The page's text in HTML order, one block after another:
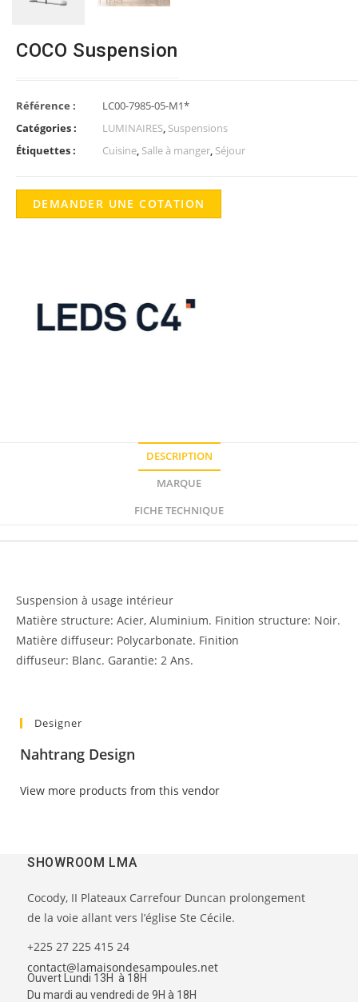
COCO Suspension
Référence :
LC00-7985-05-M1*
Catégories :
LUMINAIRES, Suspensions
Étiquettes :
Cuisine, Salle à manger, Séjour
DEMANDER UNE COTATION
DESCRIPTION
MARQUE
FICHE TECHNIQUE
Suspension à usage intérieur
Matière structure: Acier, Aluminium. Finition structure: Noir.
Matière diffuseur: Polycarbonate. Finition
diffuseur: Blanc. Garantie: 2 Ans.
Designer
Nahtrang Design
View more products from this vendor
SHOWROOM LMA
Cocody, II Plateaux Carrefour Duncan prolongement
de la voie allant vers l’église Ste Cécile.
+225 27 225 415 24
contact@lamaisondesampoules.net
Ouvert Lundi 13H à 18H
Du mardi au vendredi de 9H à 18H